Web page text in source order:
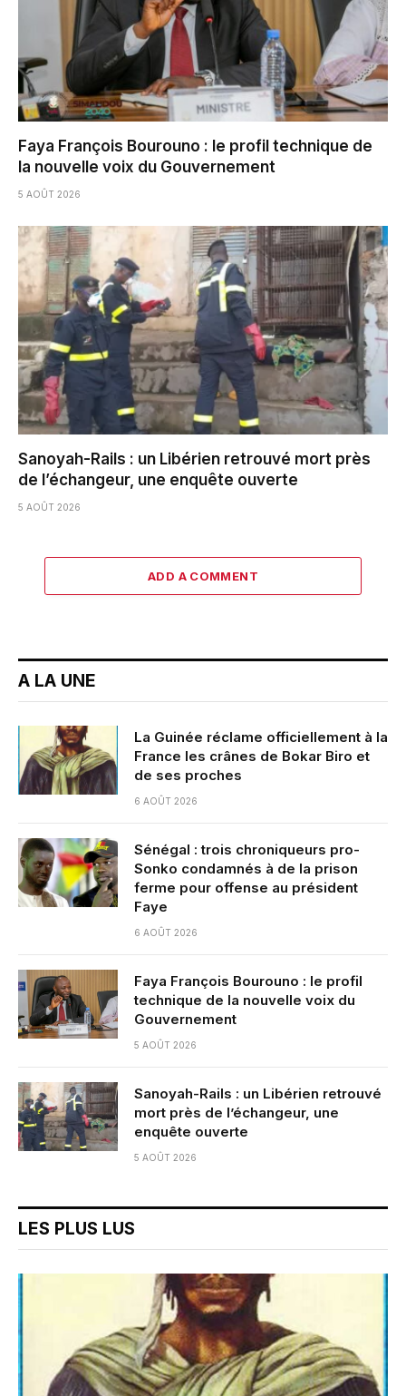
Faya François Bourouno : le profil technique de
la nouvelle voix du Gouvernement
5 AOÛT 2026
Sanoyah-Rails : un Libérien retrouvé mort près
de l’échangeur, une enquête ouverte
5 AOÛT 2026
ADD A COMMENT
A LA UNE
La Guinée réclame officiellement à la
France les crânes de Bokar Biro et
de ses proches
6 AOÛT 2026
Sénégal : trois chroniqueurs pro-
Sonko condamnés à de la prison
ferme pour offense au président
Faye
6 AOÛT 2026
Faya François Bourouno : le profil
technique de la nouvelle voix du
Gouvernement
5 AOÛT 2026
Sanoyah-Rails : un Libérien retrouvé
mort près de l’échangeur, une
enquête ouverte
5 AOÛT 2026
LES PLUS LUS